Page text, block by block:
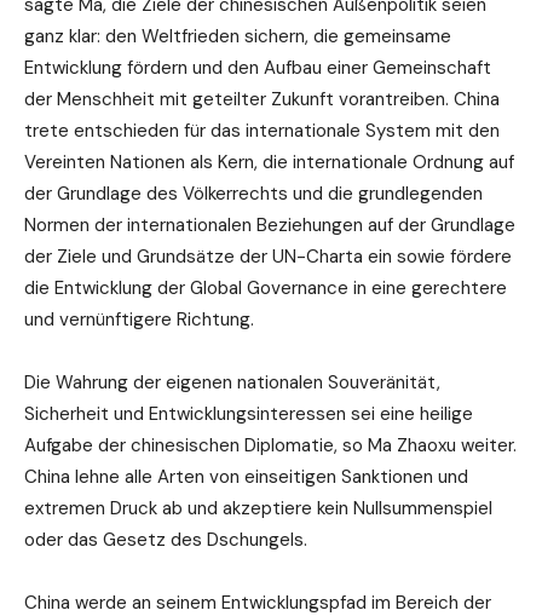
sagte Ma, die Ziele der chinesischen Außenpolitik seien
ganz klar: den Weltfrieden sichern, die gemeinsame
Entwicklung fördern und den Aufbau einer Gemeinschaft
der Menschheit mit geteilter Zukunft vorantreiben. China
trete entschieden für das internationale System mit den
Vereinten Nationen als Kern, die internationale Ordnung auf
der Grundlage des Völkerrechts und die grundlegenden
Normen der internationalen Beziehungen auf der Grundlage
der Ziele und Grundsätze der UN-Charta ein sowie fördere
die Entwicklung der Global Governance in eine gerechtere
und vernünftigere Richtung.
Die Wahrung der eigenen nationalen Souveränität,
Sicherheit und Entwicklungsinteressen sei eine heilige
Aufgabe der chinesischen Diplomatie, so Ma Zhaoxu weiter.
China lehne alle Arten von einseitigen Sanktionen und
extremen Druck ab und akzeptiere kein Nullsummenspiel
oder das Gesetz des Dschungels.
China werde an seinem Entwicklungspfad im Bereich der